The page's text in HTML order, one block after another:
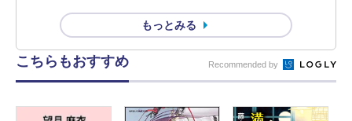
もっとみる
こちらもおすすめ Recommended by